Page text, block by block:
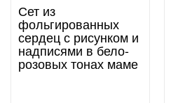
Сет из
фольгированных
сердец с рисунком и
надписями в бело-
розовых тонах маме